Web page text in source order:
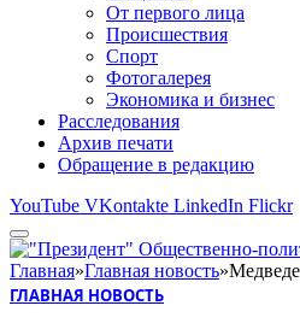
От первого лица
Происшествия
Спорт
Фотогалерея
Экономика и бизнес
Расследования
Архив печати
Обращение в редакцию
YouTube VKontakte LinkedIn Flickr
Главная»Главная новость»
ГЛАВНАЯ НОВОСТЬ